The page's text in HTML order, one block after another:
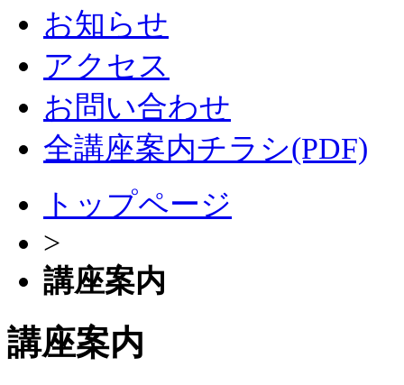
お知らせ
アクセス
お問い合わせ
全講座案内チラシ(PDF)
トップページ
>
講座案内
講座案内